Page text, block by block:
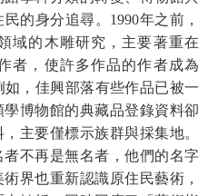
的身分追尋。1990年之前，
域的木雕研究，主要著重在
者，使許多作品的作者成為
如，佳興部落有些作品已被一
博物館的典藏品登錄資料卻
主要僅標示族群與採集地。
不再是無名者，他們的名字
界也重新認識原住民藝術，